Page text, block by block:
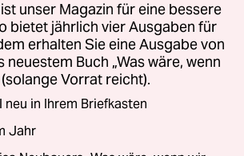
unser Magazin für eine bessere
bietet jährlich vier Ausgaben für
erhalten Sie eine Ausgabe von
neuestem Buch „Was wäre, wenn
Vorrat reicht).
in Ihrem Briefkasten
Jahr